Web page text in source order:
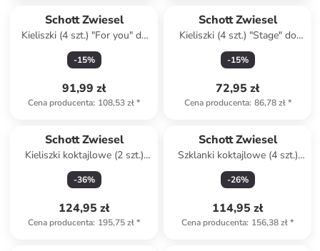
Schott Zwiesel
Kieliszki (4 szt.) "For you" do
czerwonego wina - 630 ml
-15%
91,99 zł
Cena producenta: 108,53 zł*
Schott Zwiesel
Kieliszki (4 szt.) "Stage" do
shotów - 78 ml
-15%
72,95 zł
Cena producenta: 86,78 zł*
Schott Zwiesel
Kieliszki koktajlowe (2 szt.)
"Classic" - 202 ml
-36%
124,95 zł
Cena producenta: 195,75 zł*
Schott Zwiesel
Szklanki koktajlowe (4 szt.)
"Basic Special" - 366 ml
-26%
114,95 zł
Cena producenta: 156,38 zł*